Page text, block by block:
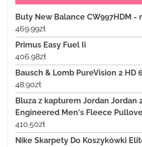
Buty New Balance CW997HDM -
469.99zł
Primus Easy Fuel Ii
406.98zł
Bausch & Lomb PureVision 2 HD
48.90zł
Bluza z kapturem Jordan Jordan
Engineered Men's Fleece
410.50zł
Nike Skarpety Do Koszykówki